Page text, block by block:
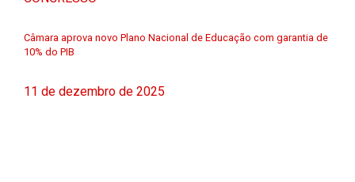
Câmara aprova novo Plano Nacional de Educação com garantia de
10% do PIB
11 de dezembro de 2025